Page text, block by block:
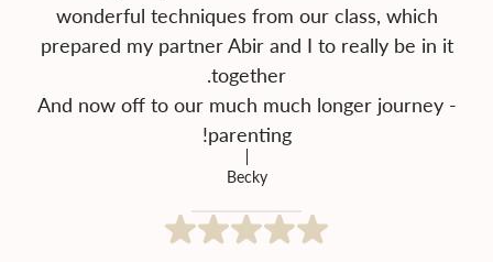
wonderful techniques from our class, which
prepared my partner Abir and I to really be in it
And now off to our much much longer journey -
parenting!
Becky